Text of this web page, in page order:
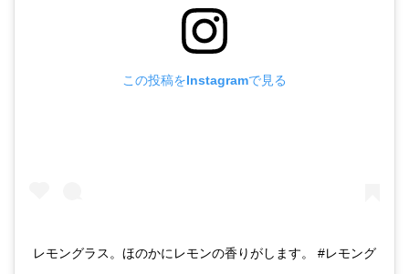
この投稿をInstagramで見る
レモングラス。ほのかにレモンの香りがします。 #レモング